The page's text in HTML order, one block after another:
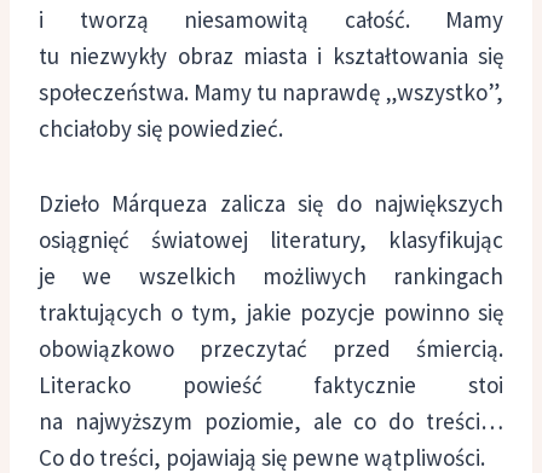
i tworzą niesamowitą całość. Mamy
tu niezwykły obraz miasta i kształtowania się
społeczeństwa. Mamy tu naprawdę „wszystko”,
chciałoby się powiedzieć.
Dzieło Márqueza zalicza się do największych
osiągnięć światowej literatury, klasyfikując
je we wszelkich możliwych rankingach
traktujących o tym, jakie pozycje powinno się
obowiązkowo przeczytać przed śmiercią.
Literacko powieść faktycznie stoi
na najwyższym poziomie, ale co do treści…
Co do treści, pojawiają się pewne wątpliwości.